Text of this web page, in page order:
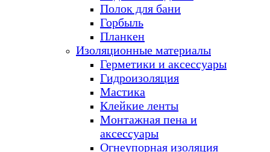
Полок для бани
Горбыль
Планкен
Изоляционные материалы
Герметики и аксессуары
Гидроизоляция
Мастика
Клейкие ленты
Монтажная пена и
аксессуары
Огнеупорная изоляция